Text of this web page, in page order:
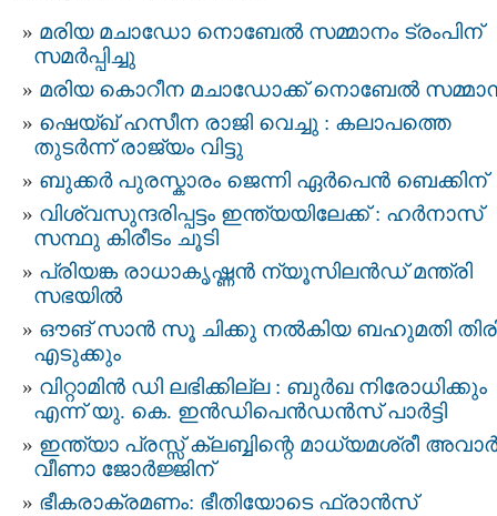
മരിയ മചാഡോ നൊബേല്‍ സമ്മാനം ട്രംപിന്
സമർപ്പിച്ചു
മരിയ കൊറീന മചാഡോക്ക് നൊബേല്‍
ഷെയ്ഖ്‌ ഹസീന രാജി വെച്ചു : കലാപത്തെ
തുടർന്ന് രാജ്യം വിട്ടു
ബുക്കർ പുരസ്കാരം ജെന്നി ഏർപെൻ ബെക്കിന്
വിശ്വസുന്ദരിപ്പട്ടം ഇന്ത്യയിലേക്ക് : ഹര്‍നാസ്
സന്ഥു കിരീടം ചൂടി
പ്രിയങ്ക രാധാകൃഷ്ണന്‍ ന്യൂസിലന്‍ഡ് മന്ത്രി
സഭയിൽ
ഔങ് സാന്‍ സൂ ചിക്കു നൽകിയ ബഹുമതി
എടുക്കും
വിറ്റാമിന്‍ ഡി ലഭിക്കില്ല : ബുര്‍ഖ നിരോധിക്കും
എന്ന് യു. കെ. ഇന്‍ഡിപെന്‍ഡന്‍സ് പാര്‍ട്ടി
ഇന്ത്യാ പ്രസ്സ് ക്ലബ്ബിന്റെ മാധ്യമശ്രീ
വീണാ ജോര്‍ജ്ജിന്
ഭീകരാക്രമണം: ഭീതിയോടെ ഫ്രാന്‍സ്